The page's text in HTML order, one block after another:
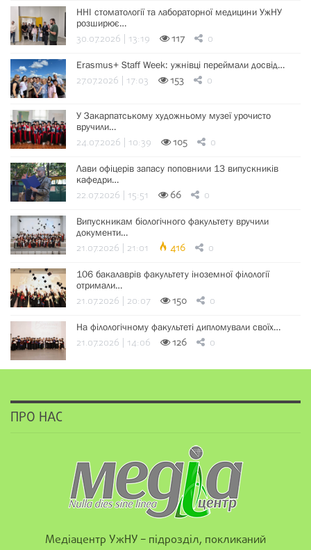
ННІ стоматології та лабораторної медицини УжНУ
розширює…
30.07.2026 | 13:19 117 0
Erasmus+ Staff Week: ужнівці переймали досвід…
27.07.2026 | 17:03 153 0
У Закарпатському художньому музеї урочисто
вручили…
24.07.2026 | 10:39 105 0
Лави офіцерів запасу поповнили 13 випускників
кафедри…
22.07.2026 | 15:51 66 0
Випускникам біологічного факультету вручили
документи…
21.07.2026 | 21:01 416 0
106 бакалаврів факультету іноземної філології
отримали…
21.07.2026 | 20:07 150 0
На філологічному факультеті дипломували своїх…
21.07.2026 | 14:06 126 0
ПРО НАС
Медіацентр УжНУ – підрозділ, покликаний